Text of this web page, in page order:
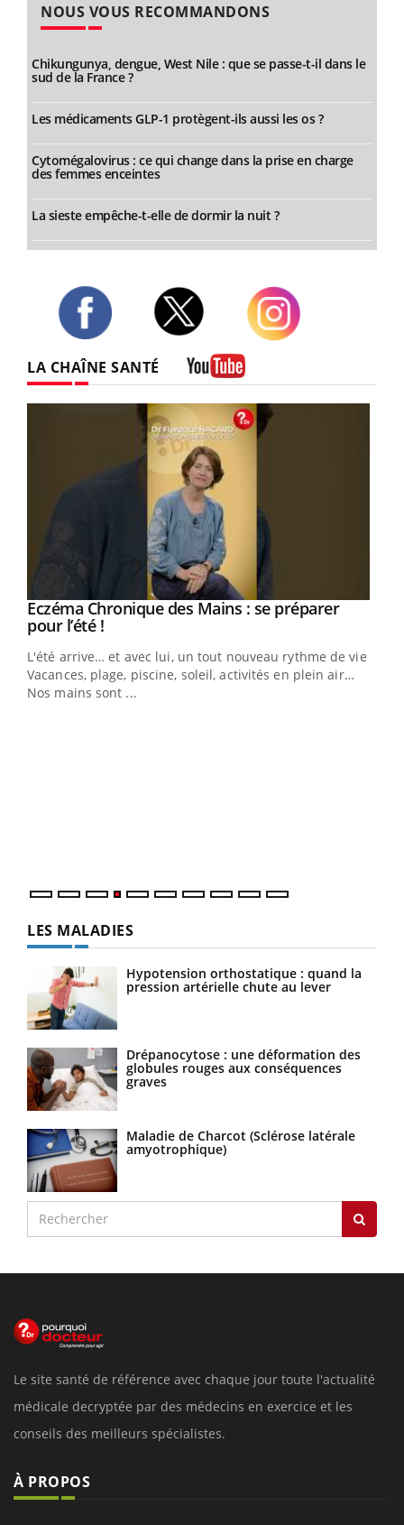
NOUS VOUS RECOMMANDONS
Chikungunya, dengue, West Nile : que se passe-t-il dans le
sud de la France ?
Les médicaments GLP-1 protègent-ils aussi les os ?
Cytomégalovirus : ce qui change dans la prise en charge
des femmes enceintes
La sieste empêche-t-elle de dormir la nuit ?
LA CHAÎNE SANTÉ
Youtube
Eczéma Chronique des Mains : se préparer
pour l’été !Youtube
L'été arrive… et avec lui, un tout nouveau rythme de vie !
Vacances, plage, piscine, soleil, activités en plein air…
Nos mains sont ...
LES MALADIES
Hypotension orthostatique : quand la
pression artérielle chute au lever
Drépanocytose : une déformation des
globules rouges aux conséquences
graves
Maladie de Charcot (Sclérose latérale
amyotrophique)
Le site santé de référence avec chaque jour toute l'actualité
médicale decryptée par des médecins en exercice et les
conseils des meilleurs spécialistes.
À PROPOS